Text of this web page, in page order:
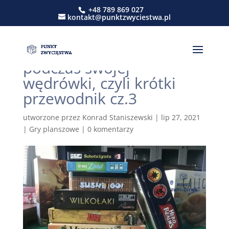
+48 789 869 027
kontakt@punktzwyciestwa.pl
jakie możesz napotkać
podczas swojej
wędrówki, czyli krótki
przewodnik cz.3
utworzone przez Konrad Staniszewski | lip 27, 2021
| Gry planszowe | 0 komentarzy